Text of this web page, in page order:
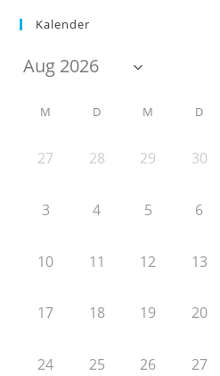
Kalender
M D M D
27 28 29 30
3 4 5 6
10 11 12 13
17 18 19 20
24 25 26 27